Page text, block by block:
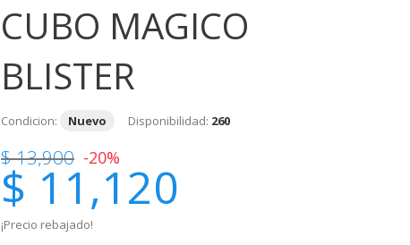
CUBO MAGICO
BLISTER
Condicion: Nuevo Disponibilidad: 260
$ 13,900 -20%
$ 11,120
¡Precio rebajado!